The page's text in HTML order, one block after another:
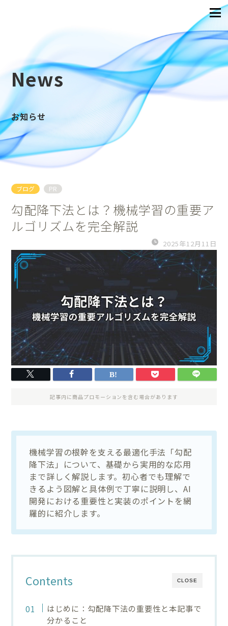
News
お知らせ
ブログ PR
勾配降下法とは？機械学習の重要ア
ルゴリズムを完全解説
2025年12月11日
記事内に商品プロモーションを含む場合があります
機械学習の根幹を支える最適化手法「勾配
降下法」について、基礎から実用的な応用
まで詳しく解説します。初心者でも理解で
きるよう図解と具体例で丁寧に説明し、AI
開発における重要性と実装のポイントを網
羅的に紹介します。
CLOSE
Contents
はじめに：勾配降下法の重要性と本記事で
分かること